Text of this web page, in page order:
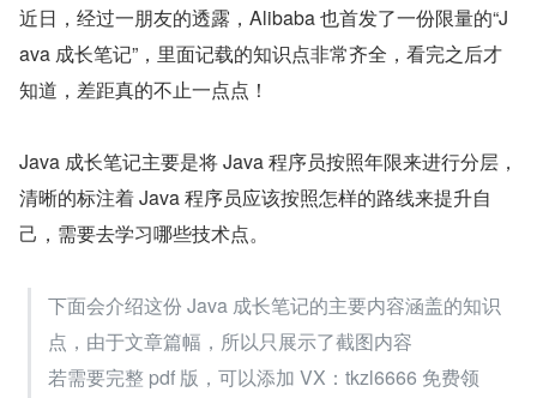
近日，经过一朋友的透露，Alibaba 也首发了一份限量的“J
ava 成长笔记”，里面记载的知识点非常齐全，看完之后才
知道，差距真的不止一点点！
Java 成长笔记主要是将 Java 程序员按照年限来进行分层，
清晰的标注着 Java 程序员应该按照怎样的路线来提升自
己，需要去学习哪些技术点。
下面会介绍这份 Java 成长笔记的主要内容涵盖的知识
点，由于文章篇幅，所以只展示了截图内容
若需要完整 pdf 版，可以添加 VX：tkzl6666 免费领